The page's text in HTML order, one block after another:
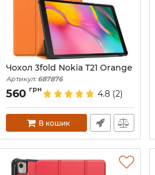
Чохол 3fold Nokia T21 Orange
Артикул:687876
560 грн 4.8 (2)
В кошик